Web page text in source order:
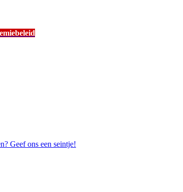
Geef ons een seintje!